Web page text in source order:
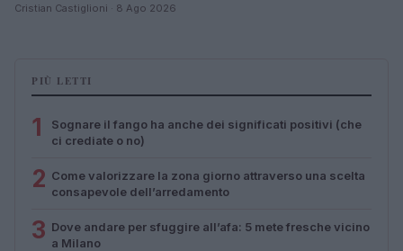
Cristian Castiglioni · 8 Ago 2026
PIÙ LETTI
1
Sognare il fango ha anche dei significati positivi (che
ci crediate o no)
2 Come valorizzare la zona giorno attraverso una scelta
consapevole dell’arredamento
3 Dove andare per sfuggire all’afa: 5 mete fresche vicino
a Milano